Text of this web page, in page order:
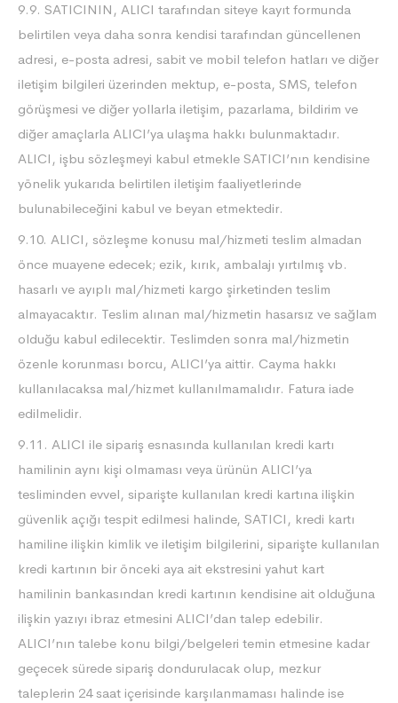
9.9. SATICININ, ALICI tarafından siteye kayıt formunda
belirtilen veya daha sonra kendisi tarafından güncellenen
adresi, e-posta adresi, sabit ve mobil telefon hatları ve diğer
iletişim bilgileri üzerinden mektup, e-posta, SMS, telefon
görüşmesi ve diğer yollarla iletişim, pazarlama, bildirim ve
diğer amaçlarla ALICI’ya ulaşma hakkı bulunmaktadır.
ALICI, işbu sözleşmeyi kabul etmekle SATICI’nın kendisine
yönelik yukarıda belirtilen iletişim faaliyetlerinde
bulunabileceğini kabul ve beyan etmektedir.
9.10. ALICI, sözleşme konusu mal/hizmeti teslim almadan
önce muayene edecek; ezik, kırık, ambalajı yırtılmış vb.
hasarlı ve ayıplı mal/hizmeti kargo şirketinden teslim
almayacaktır. Teslim alınan mal/hizmetin hasarsız ve sağlam
olduğu kabul edilecektir. Teslimden sonra mal/hizmetin
özenle korunması borcu, ALICI’ya aittir. Cayma hakkı
kullanılacaksa mal/hizmet kullanılmamalıdır. Fatura iade
edilmelidir.
9.11. ALICI ile sipariş esnasında kullanılan kredi kartı
hamilinin aynı kişi olmaması veya ürünün ALICI’ya
tesliminden evvel, siparişte kullanılan kredi kartına ilişkin
güvenlik açığı tespit edilmesi halinde, SATICI, kredi kartı
hamiline ilişkin kimlik ve iletişim bilgilerini, siparişte kullanılan
kredi kartının bir önceki aya ait ekstresini yahut kart
hamilinin bankasından kredi kartının kendisine ait olduğuna
ilişkin yazıyı ibraz etmesini ALICI’dan talep edebilir.
ALICI’nın talebe konu bilgi/belgeleri temin etmesine kadar
geçecek sürede sipariş dondurulacak olup, mezkur
taleplerin 24 saat içerisinde karşılanmaması halinde ise